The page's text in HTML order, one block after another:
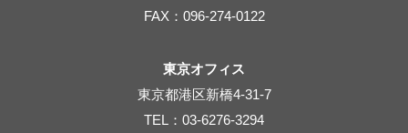
FAX：096-274-0122
東京オフィス
東京都港区新橋4-31-7
TEL：03-6276-3294